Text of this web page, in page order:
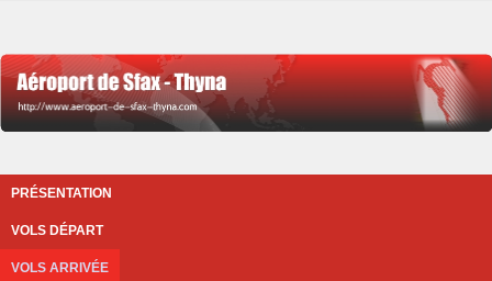
PRÉSENTATION
VOLS DÉPART
VOLS ARRIVÉE